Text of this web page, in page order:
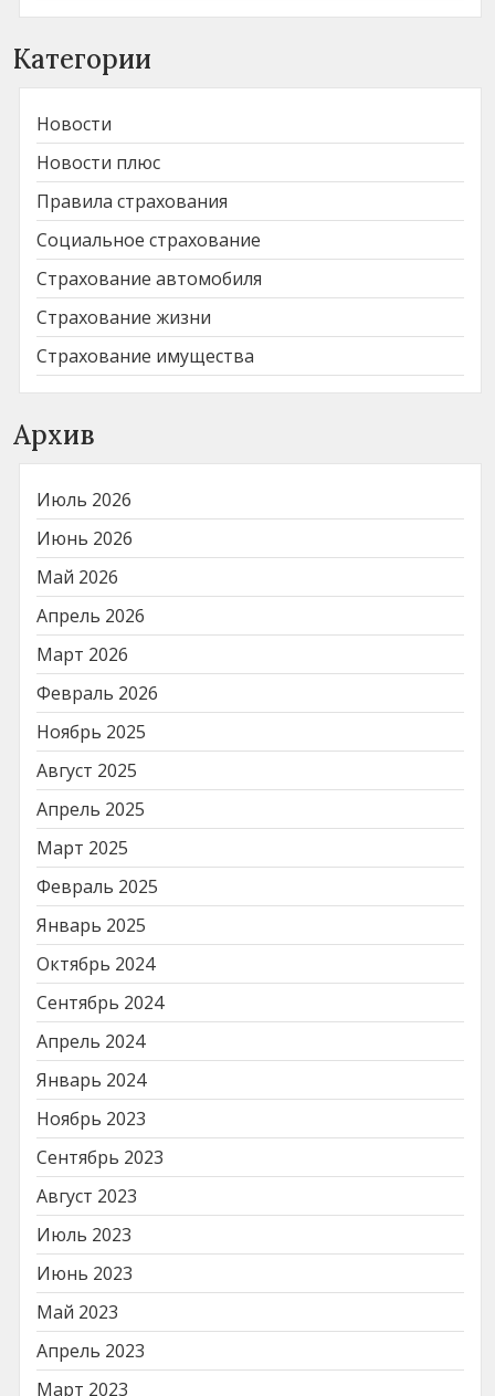
Категории
Новости
Новости плюс
Правила страхования
Социальное страхование
Страхование автомобиля
Страхование жизни
Страхование имущества
Архив
Июль 2026
Июнь 2026
Май 2026
Апрель 2026
Март 2026
Февраль 2026
Ноябрь 2025
Август 2025
Апрель 2025
Март 2025
Февраль 2025
Январь 2025
Октябрь 2024
Сентябрь 2024
Апрель 2024
Январь 2024
Ноябрь 2023
Сентябрь 2023
Август 2023
Июль 2023
Июнь 2023
Май 2023
Апрель 2023
Март 2023